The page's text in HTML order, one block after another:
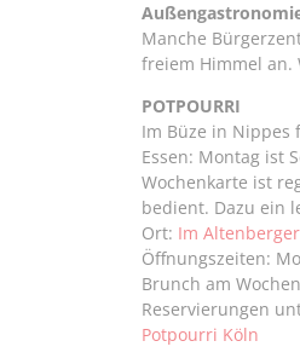
Manche
freiem Himmel an.
POTPOURRI
Im Büze in Nippes
Essen: Montag ist
Wochenkarte ist
bedient. Dazu ein
Ort: Im
Öffnungszeiten:
Brunch am
Reservierungen
Potpourri Köln